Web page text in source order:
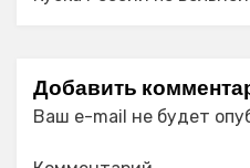
Добавить
Ваш e-mail не будет